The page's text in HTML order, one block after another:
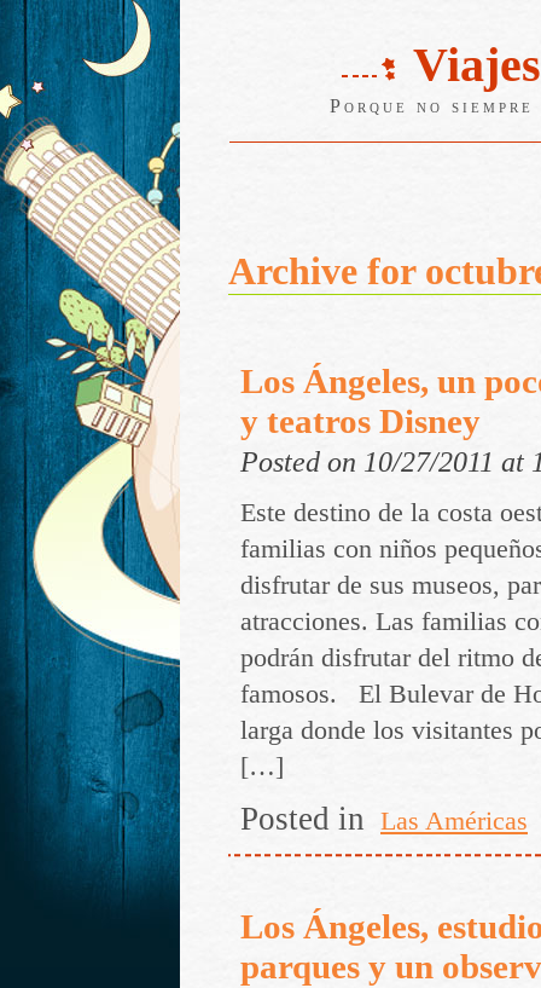
Porque no
Archive for
Los Ángeles, un
y teatros Disney
Posted on 10/27/2011 at
Este destino de la costa
familias con niños
disfrutar de sus museos,
atracciones. Las familias
podrán disfrutar del ritmo
famosos. El Bulevar de
larga donde los visitantes
[…]
Posted in Las Américas
Los Ángeles,
parques y un